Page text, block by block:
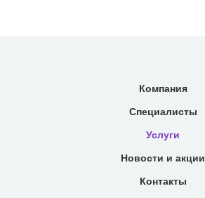
Компания
Специалисты
Услуги
Новости и акции
Контакты